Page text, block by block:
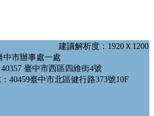
建議解析度：1920Ｘ1200
中市辦事處一處
臺中市西區四維街4號
40459臺中市北區健行路373號10F